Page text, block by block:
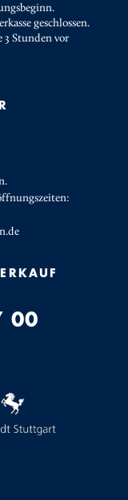
geschlossen.
3 Stunden vor
00